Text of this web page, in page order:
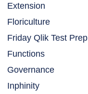
Extension
Floriculture
Friday Qlik Test Prep
Functions
Governance
Inphinity